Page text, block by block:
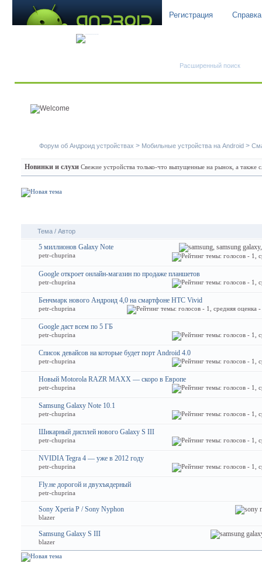
Регистрация Справка
Расширенный поиск
Форум об Андроид устройствах > Мобильные устройства на Android >
Новинки и слухи Свежие устройства только-что выпущенные на рынок, а также
Тема / Автор
5 миллионов Galaxy Note
petr-chuprina
Google откроет онлайн-магазин по продаже планшетов
petr-chuprina
Бенчмарк нового Андроид 4,0 на смартфоне HTC Vivid
petr-chuprina
Google даст всем по 5 ГБ
petr-chuprina
Список девайсов на которые будет порт Android 4.0
petr-chuprina
Новый Motorola RAZR MAXX — скоро в Европе
petr-chuprina
Samsung Galaxy Note 10.1
petr-chuprina
Шикарный дисплей нового Galaxy S III
petr-chuprina
NVIDIA Tegrа 4 — уже в 2012 году
petr-chuprina
Fly.не дорогой и двухъядерный
petr-chuprina
Sony Xperia P / Sony Nyphon
blazer
Samsung Galaxy S III
blazer